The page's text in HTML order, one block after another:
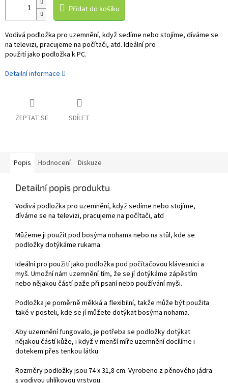
Přidat do košíku
Vodivá podložka pro uzemnění, kdyžsedíme nebo stojíme, díváme se
na televizi, pracujeme na počítači, atd. Ideálnípro
použitíjako podložka k PC.
Detailní informace
ZEPTAT SE SDÍLET
Popis Hodnocení Diskuze
Detailní popis produktu
Vodivá podložka pro uzemnění, kdyžsedíme nebo stojíme,
díváme se na televizi, pracujeme na počítači, atd
Můžeme ji použítpod bosýma nohama nebo na stůl, kde se
podložky dotýkáme rukama.
Ideálnípro použitíjako podložka pod počítačovou klávesnici a
myš. Umožnínám uzemnění tím, že se jí dotýkáme zápěstím
nebo nějakou částí paže při psanínebo používánímyši.
Podložka je poměrně měkká a flexibilní, takže může býtpoužita
také v posteli, kde se jí můžete dotýkat bosýma nohama.
Aby uzemnění fungovalo, je potřeba se podložkydotýkat
nějakou částí kůže, i když vmenší míře uzemnění docílíme i
dotekem přes tenkou látku.
Rozměry podložky jsou 74x 31,8 cm. Vyrobeno zpěnového jádra
s vodivou uhlíkovou vrstvou.